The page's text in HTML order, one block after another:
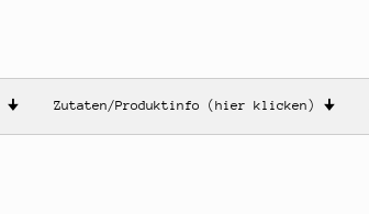
🠋 Zutaten/Produktinfo (hier klicken) 🠋